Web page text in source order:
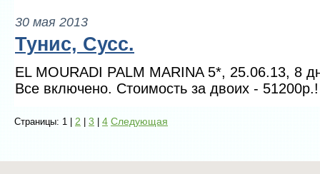
30 мая 2013
Тунис, Сусс.
EL MOURADI PALM MARINA 5*, 25.06.13, 8
Все включено. Стоимость за двоих - 51200р.!
Страницы: 1 |2|3|4 Следующая